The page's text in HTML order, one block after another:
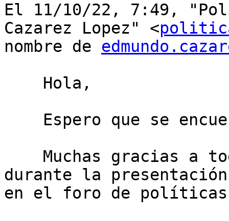
﻿El 11/10/22, 7:49,
Cazarez Lopez" <
nombre de
durante la
en el foro de políticas